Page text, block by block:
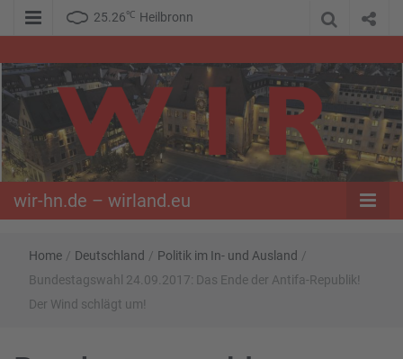
25.26℃ Heilbronn
wir-hn.de –
wirland.eu
wir-hn.de – wirland.eu
Home / Deutschland / Politik im In- und Ausland /
Bundestagswahl 24.09.2017: Das Ende der Antifa-Republik!
Der Wind schlägt um!